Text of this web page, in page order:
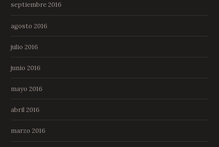
septiembre 2016
agosto 2016
julio 2016
junio 2016
mayo 2016
abril 2016
marzo 2016